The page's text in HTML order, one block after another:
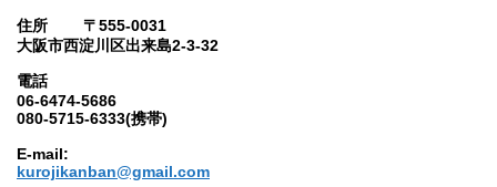
住所 〒555-0031
大阪市西淀川区出来島2-3-32
電話
06-6474-5686
080-5715-6333(携帯)
E-mail:
kurojikanban@gmail.com